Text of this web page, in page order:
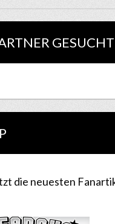
GESUCHT
die neuesten